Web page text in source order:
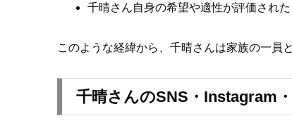
千晴さん自身の希望や適性が評価された
このような経緯から、千晴さんは家族の一員
千晴さんのSNS・Instagram